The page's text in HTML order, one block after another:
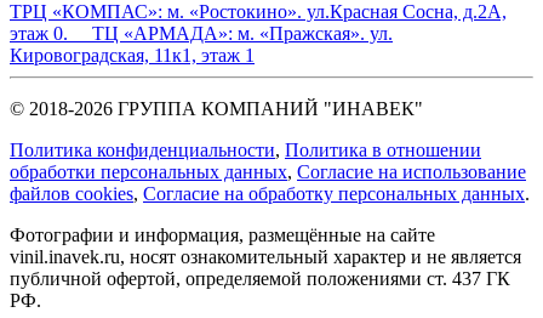
ТРЦ «КОМПАС»: м. «Ростокино». ул.Красная Сосна, д.2А,
этаж 0. ТЦ «АРМАДА»: м. «Пражская». ул.
Кировоградская, 11к1, этаж 1
© 2018-2026 ГРУППА КОМПАНИЙ "ИНАВЕК"
Политика конфиденциальности, Политика в отношении
обработки персональных данных, Cогласие на использование
файлов cookies, Согласие на обработку персональных данных.
Фотографии и информация, размещённые на сайте
vinil.inavek.ru, носят ознакомительный характер и не является
публичной офертой, определяемой положениями ст. 437 ГК
РФ.